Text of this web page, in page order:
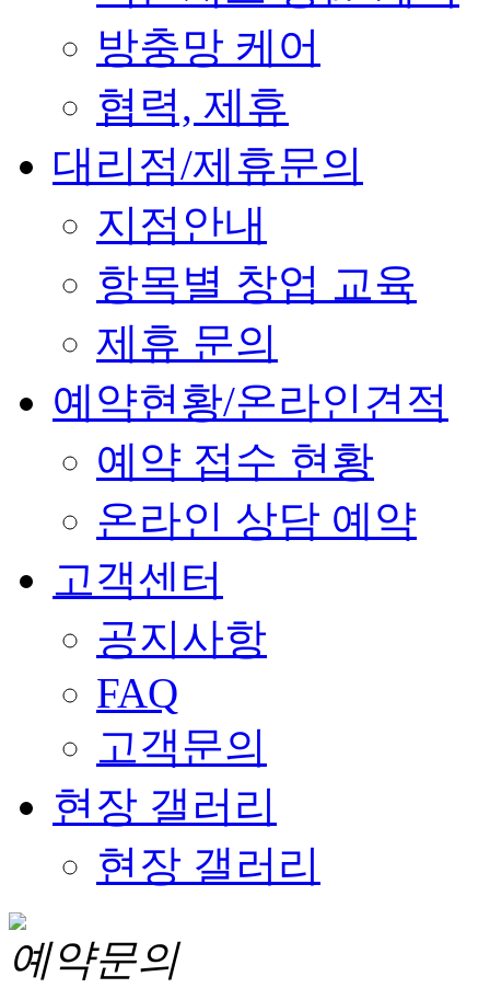
방충망 케어
협력, 제휴
대리점/제휴문의
지점안내
항목별 창업 교육
제휴 문의
예약현황/온라인견적
예약 접수 현황
온라인 상담 예약
고객센터
공지사항
FAQ
고객문의
현장 갤러리
현장 갤러리
예약문의